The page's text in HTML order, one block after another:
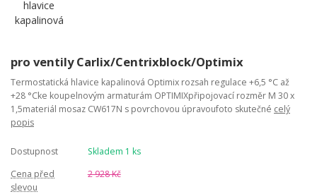
pro ventily Carlix/Centrixblock/Optimix
Termostatická hlavice kapalinová Optimix rozsah regulace +6,5 °C až
+28 °Cke koupelnovým armaturám OPTIMIXpřipojovací rozměr M 30 x
1,5materiál mosaz CW617N s povrchovou úpravoufoto skutečné celý
popis
Dostupnost
Skladem 1 ks
Cena před
slevou
2 928 Kč